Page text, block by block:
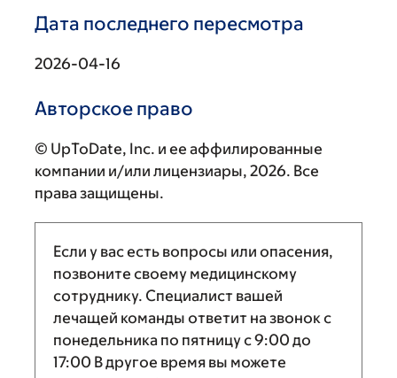
Дата последнего пересмотра
2026-04-16
Авторское право
© UpToDate, Inc. и ее аффилированные
компании и/или лицензиары, 2026. Все
права защищены.
Если у вас есть вопросы или опасения,
позвоните своему медицинскому
сотруднику. Специалист вашей
лечащей команды ответит на звонок с
понедельника по пятницу с9:00 до
17:00 В другое время вы можете